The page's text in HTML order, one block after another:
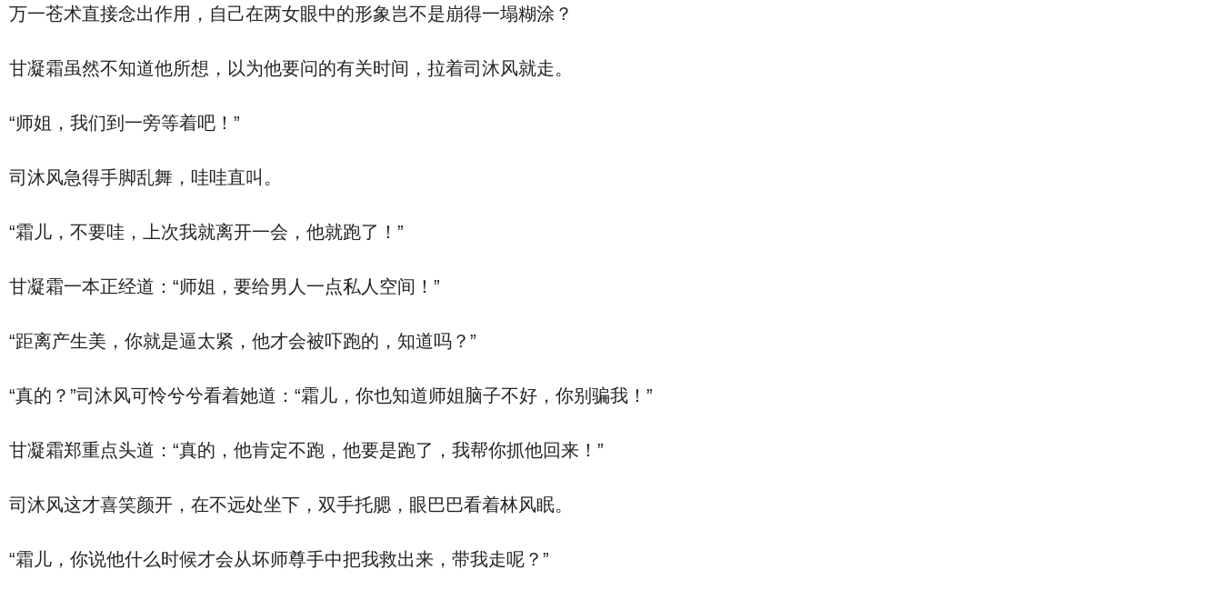
万一苍术直接念出作用，自己在两女眼中的形象岂不是崩得一塌糊涂？
甘凝霜虽然不知道他所想，以为他要问的有关时间，拉着司沐风就走。
“师姐，我们到一旁等着吧！”
司沐风急得手脚乱舞，哇哇直叫。
“霜儿，不要哇，上次我就离开一会，他就跑了！”
甘凝霜一本正经道：“师姐，要给男人一点私人空间！”
“距离产生美，你就是逼太紧，他才会被吓跑的，知道吗？”
“真的？”司沐风可怜兮兮看着她道：“霜儿，你也知道师姐脑子不好，你别骗我！”
甘凝霜郑重点头道：“真的，他肯定不跑，他要是跑了，我帮你抓他回来！”
司沐风这才喜笑颜开，在不远处坐下，双手托腮，眼巴巴看着林风眠。
“霜儿，你说他什么时候才会从坏师尊手中把我救出来，带我走呢？”